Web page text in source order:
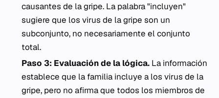
causantes de la gripe. La palabra "incluyen"
sugiere que los virus de la gripe son un
subconjunto, no necesariamente el conjunto
total.
Paso 3: Evaluación de la lógica. La información
establece que la familia incluye a los virus de la
gripe, pero no afirma que todos los miembros de